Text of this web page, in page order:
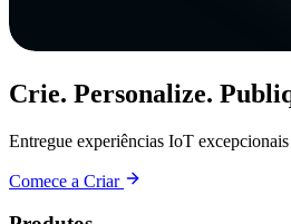
Crie. Personalize.
Entregue experiências IoT
Comece a Criar